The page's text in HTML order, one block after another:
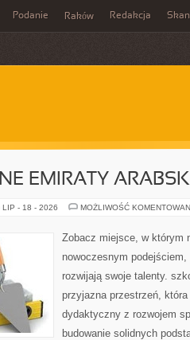
Podanie Raków Redakcja
EMIRATY
LIP - 18 - 2026 MOŻLIWOŚĆ
Zobacz miejsce, w którym
nowoczesnym
rozwijają swoje talenty.
przyjazna przestrzeń,
dydaktyczny z rozwojem
budowanie solidnych